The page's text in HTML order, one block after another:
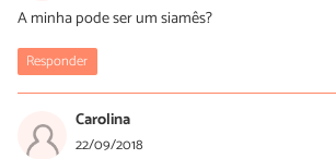
A minha pode ser um siamês?
Responder
Carolina
22/09/2018